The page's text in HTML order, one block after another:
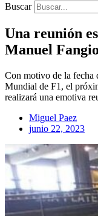
Buscar
Una reunión
Manuel Fangio
Con motivo de la fecha
Mundial de F1, el
realizará una emotiva
Miguel Paez
junio 22, 2023